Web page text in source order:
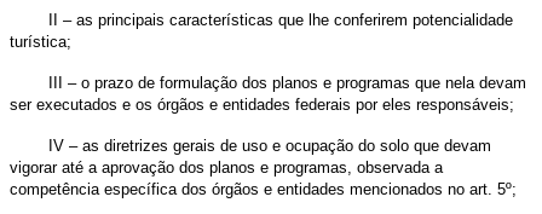
II – as principais características que lhe conferirem potencialidade
turística;
III – o prazo de formulação dos planos e programas que nela devam
ser executados e os órgãos e entidades federais por eles responsáveis;
IV – as diretrizes gerais de uso e ocupação do solo que devam
vigorar até a aprovação dos planos e programas, observada a
competência específica dos órgãos e entidades mencionados no art. 5º;